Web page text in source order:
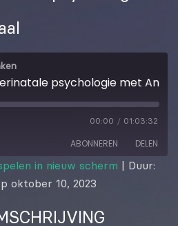
00:00 / 01:03:32
ABONNEREN DELEN
in nieuw scherm | Duur:
oktober 10, 2023